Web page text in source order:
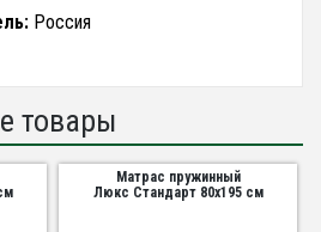
Россия
товары
Матрас пружинный
Люкс Стандарт 80х195 см